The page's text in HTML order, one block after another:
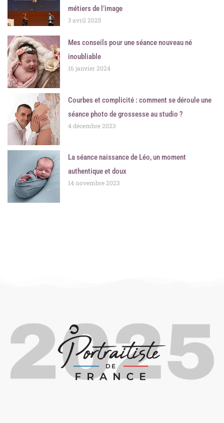
métiers de l’image
3 avril 2025
Mes conseils pour une séance nouveau né
inoubliable
16 janvier 2024
Courbes et complicité : comment se déroule une
séance photo de grossesse au studio ?
4 décembre 2023
La séance naissance de Léo, un moment
authentique et doux
14 novembre 2023